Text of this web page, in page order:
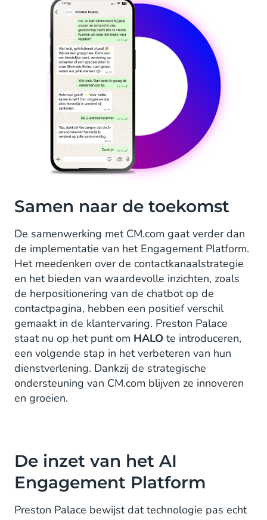
Samen naar de toekomst
De samenwerking met CM.com gaat verder dan
de implementatie van het Engagement Platform.
Het meedenken over de contactkanaalstrategie
en het bieden van waardevolle inzichten, zoals
de herpositionering van de chatbot op de
contactpagina, hebben een positief verschil
gemaakt in de klantervaring. Preston Palace
staat nu op het punt om HALO te introduceren,
een volgende stap in het verbeteren van hun
dienstverlening. Dankzij de strategische
ondersteuning van CM.com blijven ze innoveren
en groeien.
De inzet van het AI
Engagement Platform
Preston Palace bewijst dat technologie pas echt